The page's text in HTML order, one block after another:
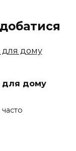
для дому